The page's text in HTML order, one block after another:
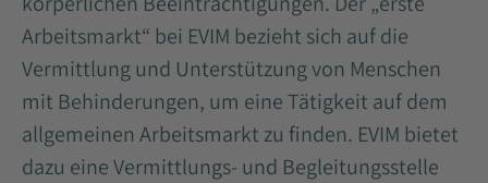
Arbeitsmarkt“ bei EVIM bezieht sich auf die
Vermittlung und Unterstützung von Menschen
mit Behinderungen, um eine Tätigkeit auf dem
allgemeinen Arbeitsmarkt zu finden. EVIM bietet
dazu eine Vermittlungs- und Begleitungsstelle